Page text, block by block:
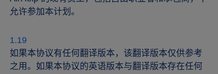
允许参加本计划。
如果本协议有任何翻译版本，该翻译版本仅供参考
之用。如果本协议的英语版本与翻译版本存在任何